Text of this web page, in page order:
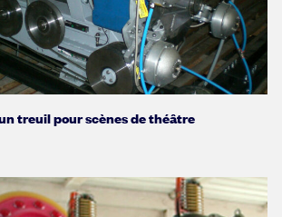
treuil pour scènes de théâtre